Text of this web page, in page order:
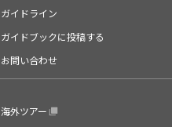
ガイドライン
ガイドブックに投稿する
お問い合わせ
海外ツアー